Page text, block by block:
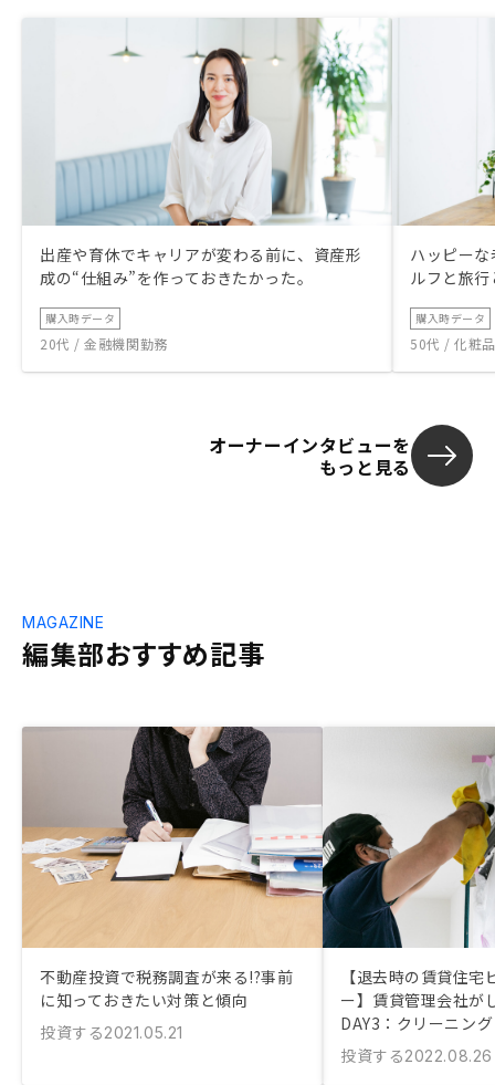
出産や育休でキャリアが変わる前に、資産形
成の“仕組み”を作っておきたかった。
購入時データ
20代 / 金融機関勤務
ハッピー
ルフと旅
購入時データ
50代 / 化粧
オーナーインタビューを
もっと見る
編集部おすすめ記事
MAGAZINE
不動産投資で税務調査が来る!?事前
に知っておきたい対策と傾向
投資する2021.05.21
【退去時の賃貸住宅
ー】賃貸管理会社が
DAY3：クリーニング
投資する2022.08.26